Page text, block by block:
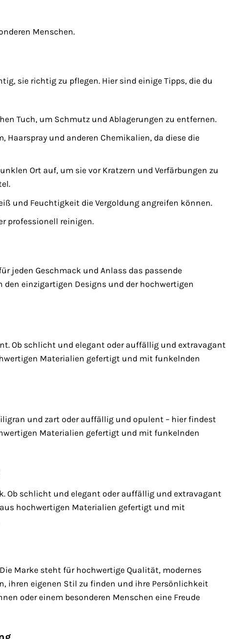
Menschen.
sie richtig zu pflegen. Hier sind einige Tipps, die du
Tuch, um Schmutz und Ablagerungen zu entfernen.
Haarspray und anderen Chemikalien, da diese die
Ort auf, um sie vor Kratzern und Verfärbungen zu
und Feuchtigkeit die Vergoldung angreifen können.
professionell reinigen.
jeden Geschmack und Anlass das passende
einzigartigen Designs und der hochwertigen
Ob schlicht und elegant oder auffällig und extravagant
Materialien gefertigt und mit funkelnden
und zart oder auffällig und opulent – hier findest
Materialien gefertigt und mit funkelnden
Ob schlicht und elegant oder auffällig und extravagant
hochwertigen Materialien gefertigt und mit
Marke steht für hochwertige Qualität, modernes
ihren eigenen Stil zu finden und ihre Persönlichkeit
oder einem besonderen Menschen eine Freude